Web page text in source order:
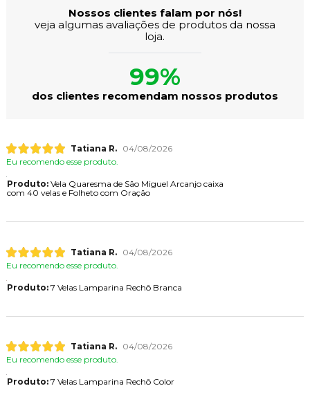
Nossos clientes falam por nós!
veja algumas avaliações de produtos da nossa
loja.
99%
dos clientes recomendam nossos produtos
Tatiana R.
04/08/2026
Eu recomendo esse produto.
Produto:Vela Quaresma de São Miguel Arcanjo caixa
com 40 velas e Folheto com Oração
Tatiana R.
04/08/2026
Eu recomendo esse produto.
Produto:7 Velas Lamparina Rechô Branca
Tatiana R.
04/08/2026
Eu recomendo esse produto.
Produto:7 Velas Lamparina Rechô Color